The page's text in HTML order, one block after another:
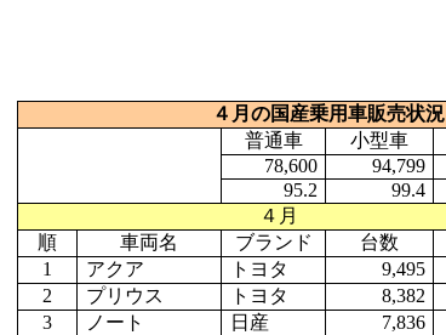
４月の国産乗用車販売状況
普通車
小型車
78,600
94,799
95.2
99.4
４月
順
車両名 ブランド 台数
1
アクア トヨタ 9,495
2
プリウス トヨタ 8,382
3
ノート 日産 7,836